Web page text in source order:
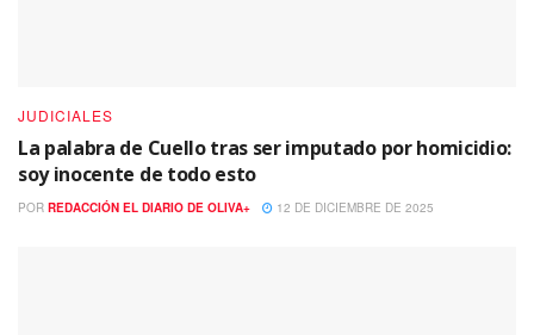
JUDICIALES
La palabra de Cuello tras ser imputado por homicidio:
soy inocente de todo esto
POR REDACCIÓN EL DIARIO DE OLIVA+ 12 DE DICIEMBRE DE 2025